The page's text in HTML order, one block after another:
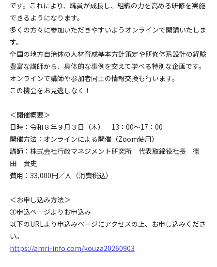
です。これにより、職員が成長し、組織の力を高める研修を実施
できるようになります。
多くの方々に参加いただきやすいようオンラインで開講いたしま
す。
全国の地方自治体の人材育成基本方針策定や研修体系設計の経験
豊富な講師から、具体的な事例を交えて学べる特別な企画です。
オンラインで講師や参加者同士の情報交換も行います。
この機会をお見逃しなく！
＜開催概要＞
日時：令和８年９月３日（木） 13：00～17：00
開催方法：オンラインによる開催（Zoom使用）
講師：株式会社行政マネジメント研究所 代表取締役社長 德
田 貴史
費用：33,000円／人（消費税込）
＜お申し込み方法＞
➀申込ページよりお申込み
以下のURLより申込みページにアクセスの上、お申し込みくださ
い。
https://amri-info.com/kouza20260903